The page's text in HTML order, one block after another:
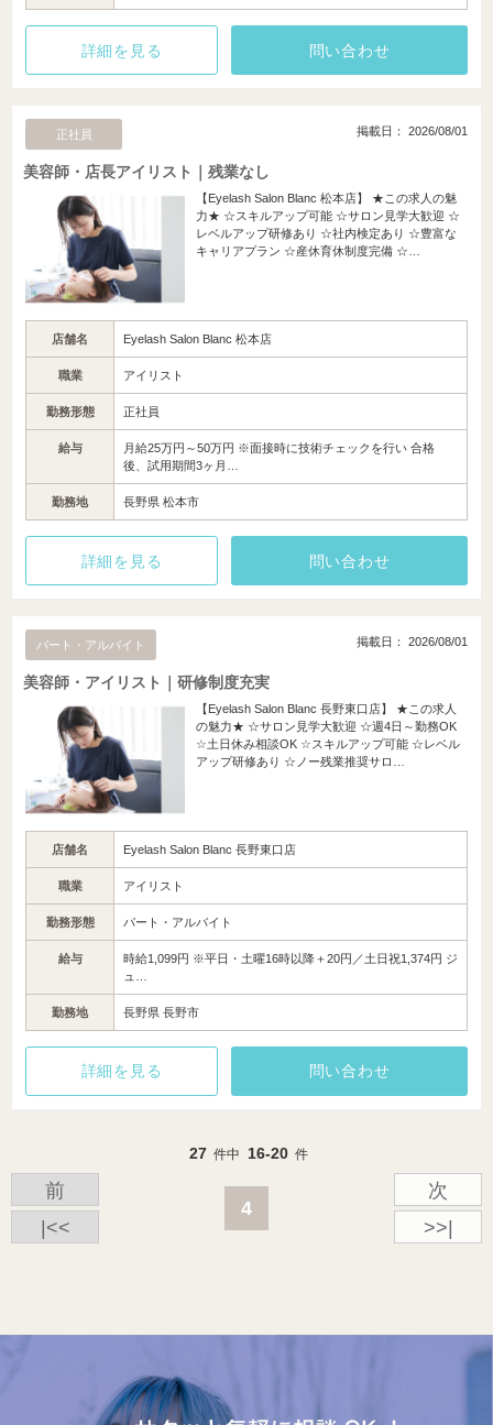
詳細を見る 問い合わせ
正社員 掲載日： 2026/08/01
美容師・店長アイリスト｜残業なし
【Eyelash Salon Blanc 松本店】 ★この求人の魅
力★ ☆スキルアップ可能 ☆サロン見学大歓迎 ☆
レベルアップ研修あり ☆社内検定あり ☆豊富な
キャリアプラン ☆産休育休制度完備 ☆…
店舗名 Eyelash Salon Blanc 松本店
職業 アイリスト
勤務形態 正社員
給与
月給25万円～50万円 ※面接時に技術チェックを行い 合格
後、試用期間3ヶ月…
勤務地 長野県 松本市
詳細を見る 問い合わせ
パート・アルバイト 掲載日： 2026/08/01
美容師・アイリスト｜研修制度充実
【Eyelash Salon Blanc 長野東口店】 ★この求人
の魅力★ ☆サロン見学大歓迎 ☆週4日～勤務OK
☆土日休み相談OK ☆スキルアップ可能 ☆レベル
アップ研修あり ☆ノー残業推奨サロ…
店舗名 Eyelash Salon Blanc 長野東口店
職業 アイリスト
勤務形態 パート・アルバイト
給与
時給1,099円 ※平日・土曜16時以降＋20円／土日祝1,374円 ジ
ュ…
勤務地 長野県 長野市
詳細を見る 問い合わせ
27 件中 16-20 件
|<<
前
4
次
>>|